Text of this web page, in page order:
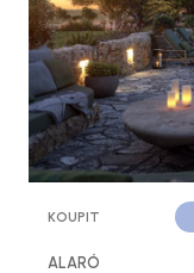
KOUPIT
ALARÓ